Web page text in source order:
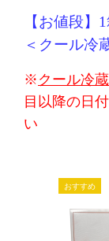
【お値段】
＜クール冷
※ クール冷
目以降の日
い